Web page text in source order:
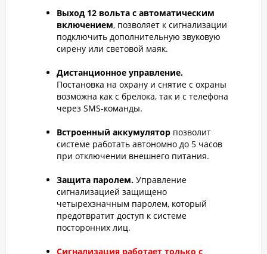
Выход 12 вольта с автоматическим
включением, позволяет к сигнализации
подключить дополнительную звуковую
сирену или световой маяк.
Дистанционное управление.
Постановка на охрану и снятие с охраны
возможна как с брелока, так и с телефона
через SMS-команды.
Встроенный аккумулятор позволит
системе работать автономно до 5 часов
при отключении внешнего питания.
Защита паролем. Управление
сигнализацией защищено
четырехзначным паролем, который
предотвратит доступ к системе
посторонних лиц.
Сигнализация работает только с